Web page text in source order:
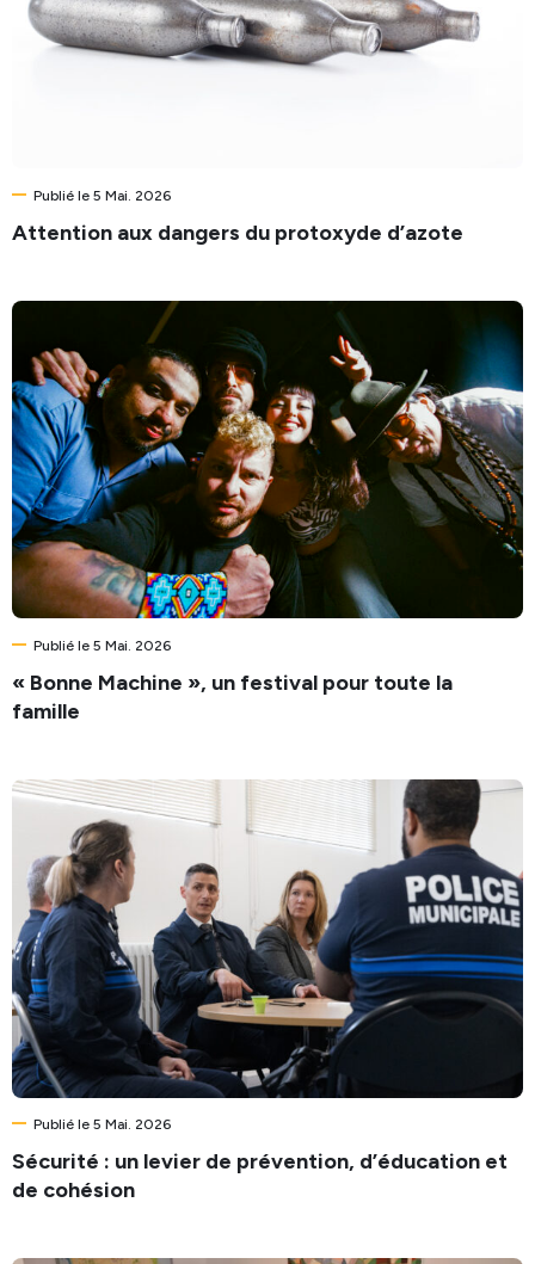
Publié le 5 Mai. 2026
Attention aux dangers du protoxyde d’azote
Publié le 5 Mai. 2026
« Bonne Machine », un festival pour toute la
famille
Publié le 5 Mai. 2026
Sécurité : un levier de prévention, d’éducation et
de cohésion